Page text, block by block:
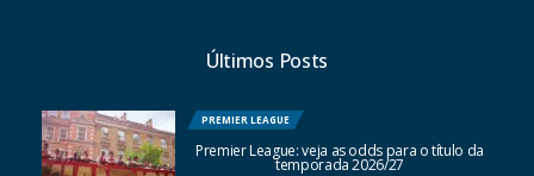
Últimos Posts
PREMIER LEAGUE
Premier League: veja as odds para o título da
temporada 2026/27